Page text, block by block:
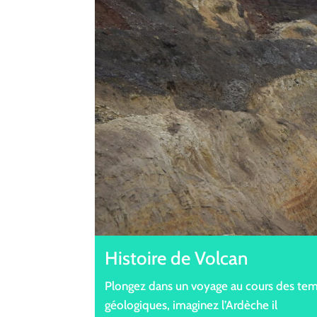
Histoire de Volcan
Plongez dans un voyage au cours des
géologiques, imaginez l’Ardèche il